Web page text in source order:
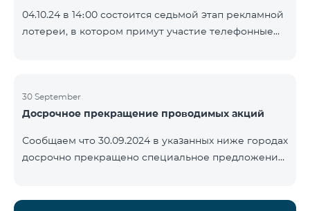
04.10.24 в 14։00 состоится седьмой этап рекламной
лотереи, в котором примут участие телефонные
Выигравшие номера телефонов будут выбраны с
помощью генератора случайных чисел. Следите за
YouTube. Подробнее:
https://www.telecomarmenia.am/ru/B2S
30 September
Досрочное прекращение проводимых акций
Сообщаем что 30.09.2024 в указанных ниже городах
досрочно прекращено специальное предложение,